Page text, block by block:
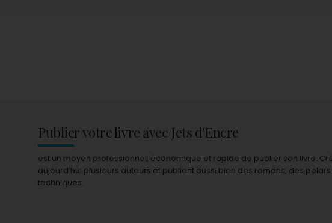
Publier votre livre avec Jets d'Encre
est un moyen professionnel, économique et rapide de publier son livre.
aujourd’hui plusieurs auteurs et publient aussi bien des romans, des
techniques.